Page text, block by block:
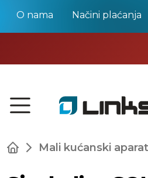
O nama Načini plaćanja
Mali kućanski